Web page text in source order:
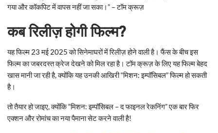
गया और कॉकपिट में वापस नहीं जा सका।” – टॉम क्रूज़
कब रिलीज़ होगी फिल्म?
यह फिल्म 23 मई 2025 को सिनेमाघरों में रिलीज़ होने वाली है। फैंस के बीच इस
फिल्म का जबरदस्त क्रेज देखने को मिल रहा है। टॉम क्रूज़ के लिए यह फिल्म बेहद
खास मानी जा रही है, क्योंकि यह उनकी आखिरी “मिशन: इम्पॉसिबल” फिल्म हो सकती
है।
तो तैयार हो जाइए, क्योंकि “मिशन: इम्पॉसिबल – द फाइनल रेकनिंग” एक बार फिर
एक्शन और रोमांच का नया पैमाना सेट करने वाली है!